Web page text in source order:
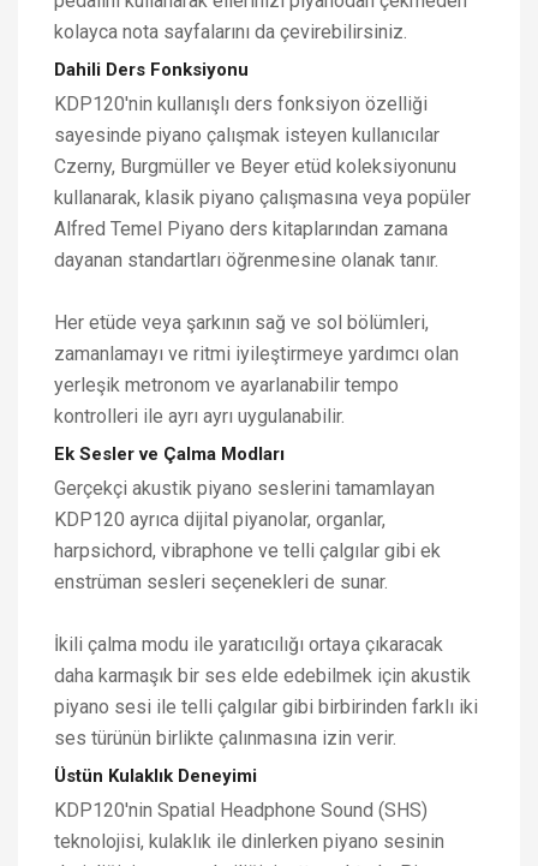
kolayca nota sayfalarını da çevirebilirsiniz.
Dahili Ders Fonksiyonu
KDP120'nin kullanışlı ders fonksiyon özelliği
sayesinde piyano çalışmak isteyen kullanıcılar
Czerny, Burgmüller ve Beyer etüd koleksiyonunu
kullanarak, klasik piyano çalışmasına veya popüler
Alfred Temel Piyano ders kitaplarından zamana
dayanan standartları öğrenmesine olanak tanır.
Her etüde veya şarkının sağ ve sol bölümleri,
zamanlamayı ve ritmi iyileştirmeye yardımcı olan
yerleşik metronom ve ayarlanabilir tempo
kontrolleri ile ayrı ayrı uygulanabilir.
Ek Sesler ve Çalma Modları
Gerçekçi akustik piyano seslerini tamamlayan
KDP120 ayrıca dijital piyanolar, organlar,
harpsichord, vibraphone ve telli çalgılar gibi ek
enstrüman sesleri seçenekleri de sunar.
İkili çalma modu ile yaratıcılığı ortaya çıkaracak
daha karmaşık bir ses elde edebilmek için akustik
piyano sesi ile telli çalgılar gibi birbirinden farklı iki
ses türünün birlikte çalınmasına izin verir.
Üstün Kulaklık Deneyimi
KDP120'nin Spatial Headphone Sound (SHS)
teknolojisi, kulaklık ile dinlerken piyano sesinin